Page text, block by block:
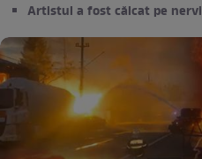
Artistul a fost călcat pe nervi